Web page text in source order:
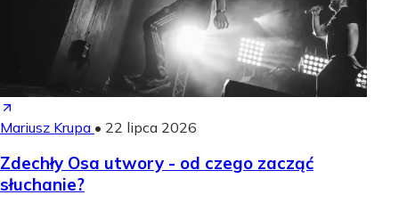
Mariusz Krupa • 22 lipca 2026
Zdechły Osa utwory - od czego zacząć
słuchanie?